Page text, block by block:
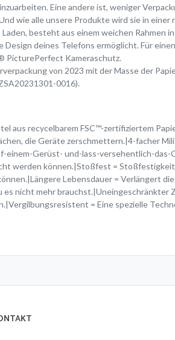
Eine andere ist, weniger
wie alle unsere Produkte wird sie in
besteht aus einem weichen Rahmen
Design deines Telefons ermöglicht. Für
PicturePerfect Kameraschutz.
von 2023 mit der Masse der
0016).
aus recycelbarem FSC™-zertifiziertem
die Geräte zerschmettern.|4-facher
Gerüst- und-lass-versehentlich-
werden können.|Stoßfest =
Lebensdauer = Verlängert
nicht mehr
= Eine spezielle